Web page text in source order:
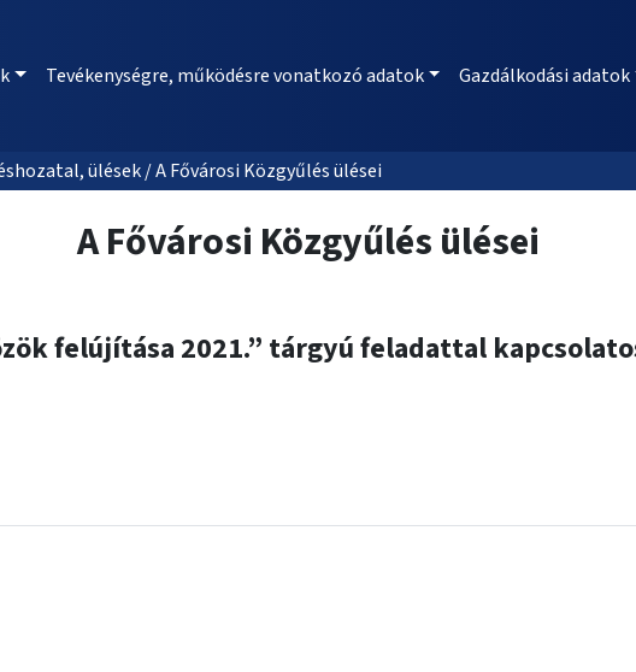
Tevékenységre, működésre vonatkozó adatok Gazdálkodási adatok
ülések / A Fővárosi Közgyűlés ülései
A Fővárosi Közgyűlés ülései
felújítása 2021.” tárgyú feladattal